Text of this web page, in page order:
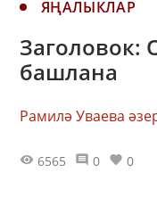
ЯҢАЛЫКЛАР
Заголовок:
башлана
Рамилә Уваева
6565 0 0